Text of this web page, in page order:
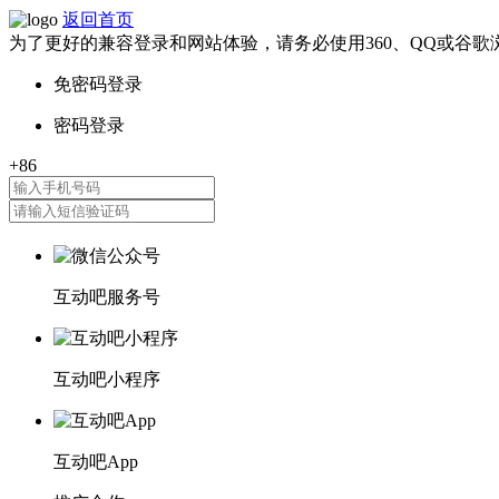
返回首页
为了更好的兼容登录和网站体验，请务必使用360、QQ或谷歌
互动吧服务号
互动吧小程序
互动吧App